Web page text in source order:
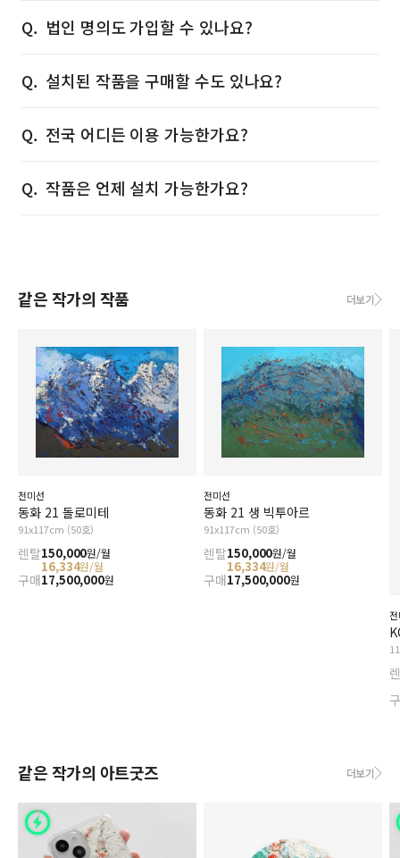
법인 명의도 가입할 수 있나요?
설치된 작품을 구매할 수도 있나요?
전국 어디든 이용 가능한가요?
작품은 언제 설치 가능한가요?
같은 작가의 작품 더보기
전미선
동화 21 돌로미테
91x117cm (50호)
렌탈150,000원/월
16,334원/월
구매17,500,000원
전미선
동화 21 생 빅투아르
91x117cm (50호)
렌탈150,000원/월
16,334원/월
구매17,500,000원
같은 작가의 아트굿즈 더보기